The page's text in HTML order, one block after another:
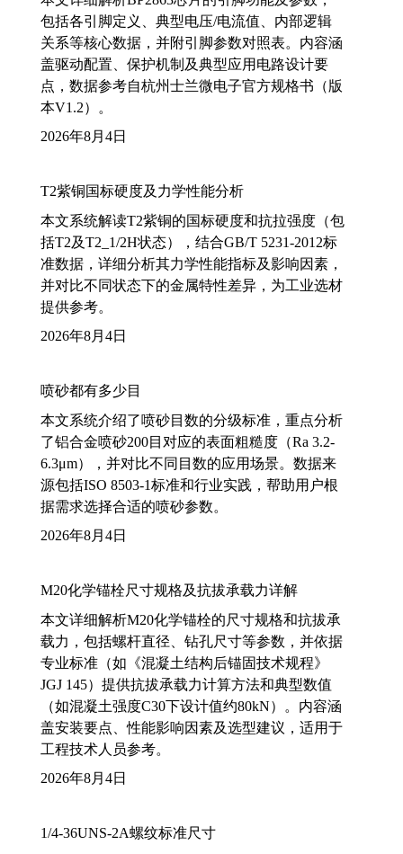
包括各引脚定义、典型电压/电流值、内部逻辑
关系等核心数据，并附引脚参数对照表。内容涵
盖驱动配置、保护机制及典型应用电路设计要
点，数据参考自杭州士兰微电子官方规格书（版
本V1.2）。
2026年8月4日
T2紫铜国标硬度及力学性能分析
本文系统解读T2紫铜的国标硬度和抗拉强度（包
括T2及T2_1/2H状态），结合GB/T 5231-2012标
准数据，详细分析其力学性能指标及影响因素，
并对比不同状态下的金属特性差异，为工业选材
提供参考。
2026年8月4日
喷砂都有多少目
本文系统介绍了喷砂目数的分级标准，重点分析
了铝合金喷砂200目对应的表面粗糙度（Ra 3.2-
6.3μm），并对比不同目数的应用场景。数据来
源包括ISO 8503-1标准和行业实践，帮助用户根
据需求选择合适的喷砂参数。
2026年8月4日
M20化学锚栓尺寸规格及抗拔承载力详解
本文详细解析M20化学锚栓的尺寸规格和抗拔承
载力，包括螺杆直径、钻孔尺寸等参数，并依据
专业标准（如《混凝土结构后锚固技术规程》
JGJ 145）提供抗拔承载力计算方法和典型数值
（如混凝土强度C30下设计值约80kN）。内容涵
盖安装要点、性能影响因素及选型建议，适用于
工程技术人员参考。
2026年8月4日
1/4-36UNS-2A螺纹标准尺寸